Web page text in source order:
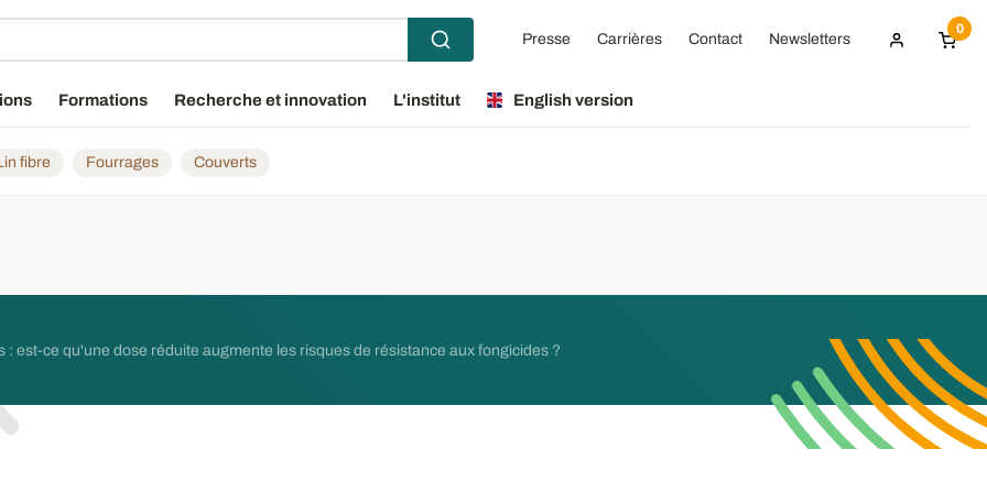
Presse Carrières Contact Newsletters
0
Formations Recherche et innovation L'institut English version
fibre Fourrages Couverts
est-ce qu'une dose réduite augmente les risques de résistance aux fongicides ?